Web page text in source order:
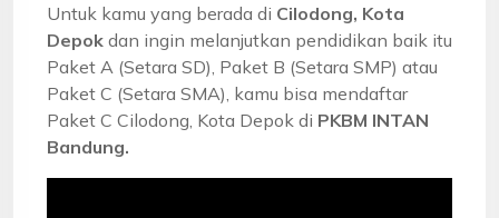
Untuk kamu yang berada di Cilodong, Kota
Depok dan ingin melanjutkan pendidikan baik itu
Paket A (Setara SD), Paket B (Setara SMP) atau
Paket C (Setara SMA), kamu bisa mendaftar
Paket C Cilodong, Kota Depok di PKBM INTAN
Bandung.